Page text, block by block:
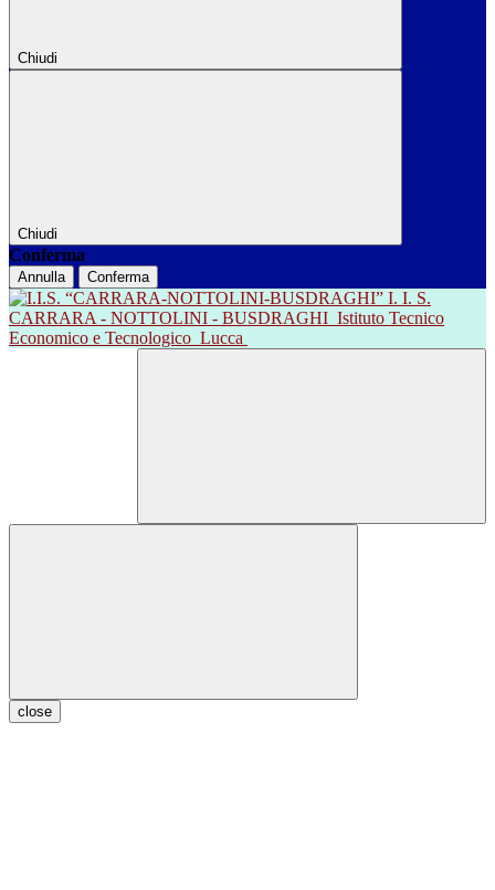
Chiudi
Chiudi
Conferma
Annulla Conferma
I. I. S.
CARRARA - NOTTOLINI - BUSDRAGHI Istituto Tecnico
Economico e Tecnologico Lucca
close